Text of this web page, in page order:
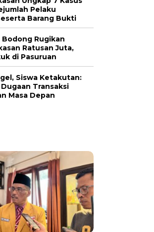
Pelaku
Barang Bukti
Bodong Rugikan
Ratusan Juta,
di Pasuruan
Siswa Ketakutan:
Transaksi
Masa Depan